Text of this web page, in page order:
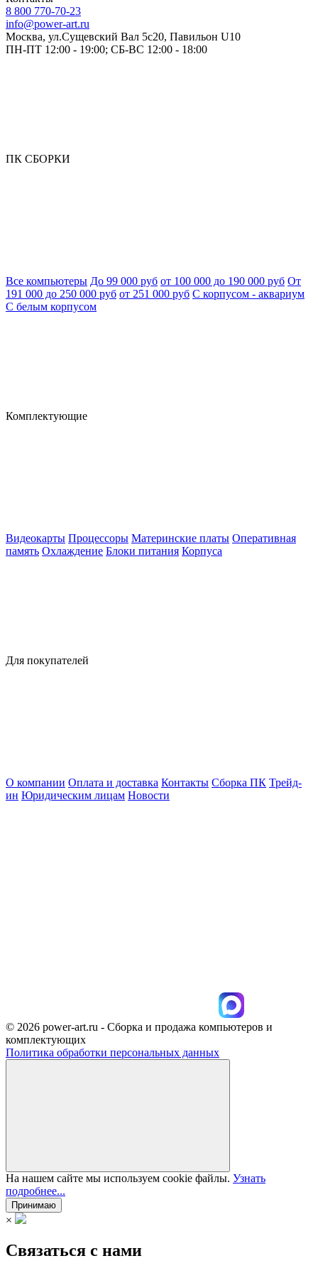
8 800 770-70-23
info@power-art.ru
Москва, ул.Сущевский Вал 5с20, Павильон U10
ПН-ПТ 12:00 - 19:00; СБ-ВС 12:00 - 18:00
ПК СБОРКИ
Все компьютеры До 99 000 руб от 100 000 до 190 000 руб От
191 000 до 250 000 руб от 251 000 руб С корпусом - аквариум
С белым корпусом
Комплектующие
Видеокарты Процессоры Материнские платы Оперативная
память Охлаждение Блоки питания Корпуса
Для покупателей
О компании Оплата и доставка Контакты Сборка ПК Трейд-
ин Юридическим лицам Новости
© 2026 power-art.ru - Сборка и продажа компьютеров и
комплектующих
Политика обработки персональных данных
На нашем сайте мы используем cookie файлы. Узнать
подробнее...
Принимаю
×
Связаться с нами